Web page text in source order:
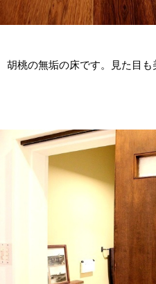
胡桃の無垢の床です。見た目も